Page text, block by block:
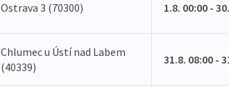
Ostrava 3 (70300) 1.8. 00:00 -
Chlumec u Ústí nad Labem
(40339)
31.8. 08:00 -